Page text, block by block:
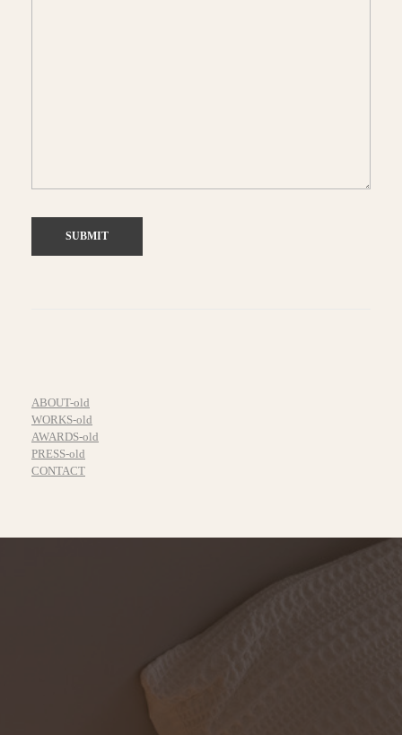
ABOUT-old
WORKS-old
AWARDS-old
PRESS-old
CONTACT